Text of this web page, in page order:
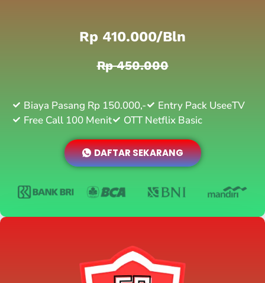
Rp 410.000/bln
Rp 450.000
Biaya Pasang Rp 150.000,-
Entry Pack UseeTV
Free Call 100 Menit
OTT Netflix Basic
DAFTAR SEKARANG